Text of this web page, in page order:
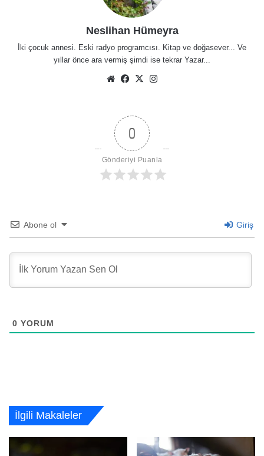
Neslihan Hümeyra
İki çocuk annesi. Eski radyo programcısı. Kitap ve doğasever... Ve
yıllar önce ara vermiş şimdi ise tekrar Yazar...
Web Facebook
X
0
Gönderiyi Puanla
Abone ol Giriş
0 YORUM
İlgili Makaleler